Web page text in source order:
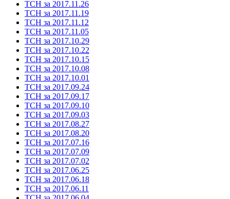
ТСН за 2017.11.26
ТСН за 2017.11.19
ТСН за 2017.11.12
ТСН за 2017.11.05
ТСН за 2017.10.29
ТСН за 2017.10.22
ТСН за 2017.10.15
ТСН за 2017.10.08
ТСН за 2017.10.01
ТСН за 2017.09.24
ТСН за 2017.09.17
ТСН за 2017.09.10
ТСН за 2017.09.03
ТСН за 2017.08.27
ТСН за 2017.08.20
ТСН за 2017.07.16
ТСН за 2017.07.09
ТСН за 2017.07.02
ТСН за 2017.06.25
ТСН за 2017.06.18
ТСН за 2017.06.11